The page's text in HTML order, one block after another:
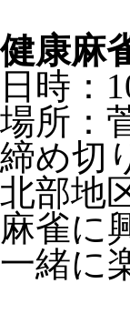
健康麻
日時：
場所：
締め切
北部地
麻雀に
一緒に